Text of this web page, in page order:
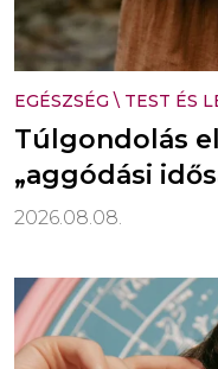
EGÉSZSÉG \ TEST ÉS
Túlgondolás
„aggódási
2026.08.08.